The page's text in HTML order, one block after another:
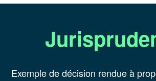
Exemple de décision rendue à